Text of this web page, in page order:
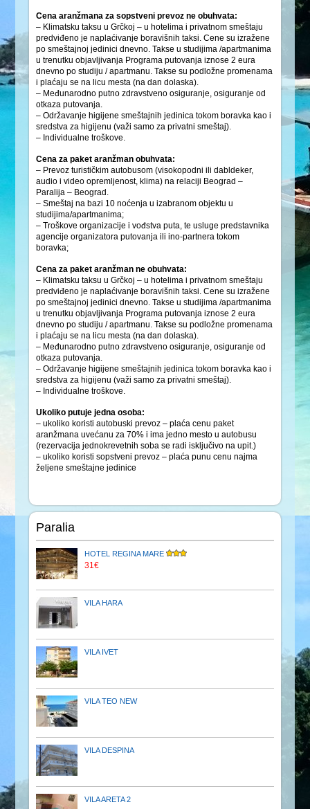
Cena aranžmana za sopstveni prevoz ne obuhvata:
– Klimatsku taksu u Grčkoj – u hotelima i privatnom smeštaju
predviđeno je naplaćivanje boravišnih taksi. Cene su izražene
po smeštajnoj jedinici dnevno. Takse u studijima /apartmanima
u trenutku objavljivanja Programa putovanja iznose 2 eura
dnevno po studiju / apartmanu. Takse su podložne promenama
i plaćaju se na licu mesta (na dan dolaska).
– Međunarodno putno zdravstveno osiguranje, osiguranje od
otkaza putovanja.
– Održavanje higijene smeštajnih jedinica tokom boravka kao i
sredstva za higijenu (važi samo za privatni smeštaj).
– Individualne troškove.
Cena za paket aranžman obuhvata:
– Prevoz turističkim autobusom (visokopodni ili dabldeker,
audio i video opremljenost, klima) na relaciji Beograd –
Paralija – Beograd.
– Smeštaj na bazi 10 noćenja u izabranom objektu u
studijima/apartmanima;
– Troškove organizacije i vođstva puta, te usluge predstavnika
agencije organizatora putovanja ili ino-partnera tokom
boravka;
Cena za paket aranžman ne obuhvata:
– Klimatsku taksu u Grčkoj – u hotelima i privatnom smeštaju
predviđeno je naplaćivanje boravišnih taksi. Cene su izražene
po smeštajnoj jedinici dnevno. Takse u studijima /apartmanima
u trenutku objavljivanja Programa putovanja iznose 2 eura
dnevno po studiju / apartmanu. Takse su podložne promenama
i plaćaju se na licu mesta (na dan dolaska).
– Međunarodno putno zdravstveno osiguranje, osiguranje od
otkaza putovanja.
– Održavanje higijene smeštajnih jedinica tokom boravka kao i
sredstva za higijenu (važi samo za privatni smeštaj).
– Individualne troškove.
Ukoliko putuje jedna osoba:
– ukoliko koristi autobuski prevoz – plaća cenu paket
aranžmana uvećanu za 70% i ima jedno mesto u autobusu
(rezervacija jednokrevetnih soba se radi isključivo na upit.)
– ukoliko koristi sopstveni prevoz – plaća punu cenu najma
željene smeštajne jedinice
Paralia
HOTEL REGINA MARE
31€
VILA HARA
VILA IVET
VILA TEO NEW
VILA DESPINA
VILA ARETA 2